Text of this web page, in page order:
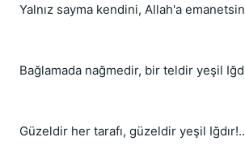
Yalnız sayma kendini, Allah'a emanetsin
Bağlamada nağmedir, bir teldir yeşil
Güzeldir her tarafı, güzeldir yeşil